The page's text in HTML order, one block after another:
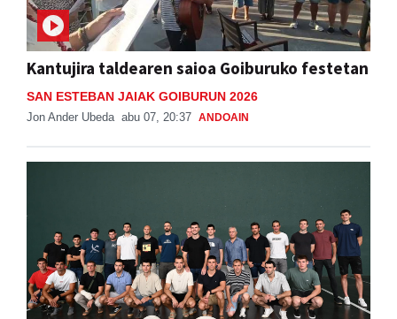
Kantujira taldearen saioa Goiburuko festetan
SAN ESTEBAN JAIAK GOIBURUN 2026
Jon Ander Ubeda abu 07, 20:37 ANDOAIN